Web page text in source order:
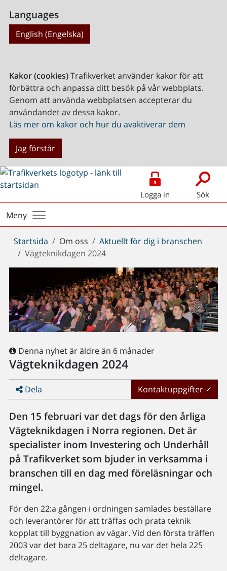
Languages
English (Engelska)
Kakor (cookies)Trafikverket använder kakor för att
förbättra och anpassa ditt besök på vår webbplats.
Genom att använda webbplatsen accepterar du
användandet av dessa kakor.
Läs mer om kakor och hur du avaktiverar dem
Jag förstår
Logga in Sök
Meny
Du
är
här:
Startsida Om oss
Aktuellt för dig i branschen
Vägteknikdagen 2024
Denna nyhet är äldre än 6 månader
Vägteknikdagen 2024
Dela Kontaktuppgifter
Den 15 februari var det dags för den årliga
Vägteknikdagen i Norra regionen. Det är
specialister inom Investering och Underhåll
på Trafikverket som bjuder in verksamma i
branschen till en dag med föreläsningar och
mingel.
För den 22:a gången i ordningen samlades beställare
och leverantörer för att träffas och prata teknik
kopplat till byggnation av vägar. Vid den första träffen
2003 var det bara 25 deltagare, nu var det hela 225
deltagare.